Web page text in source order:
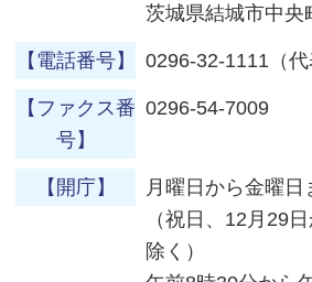
茨城県結城市中央
【電話番号】 0296-32-1111（代
【ファクス番
号】
0296-54-7009
【開庁】
月曜日から金曜日
（祝日、12月29
除く）